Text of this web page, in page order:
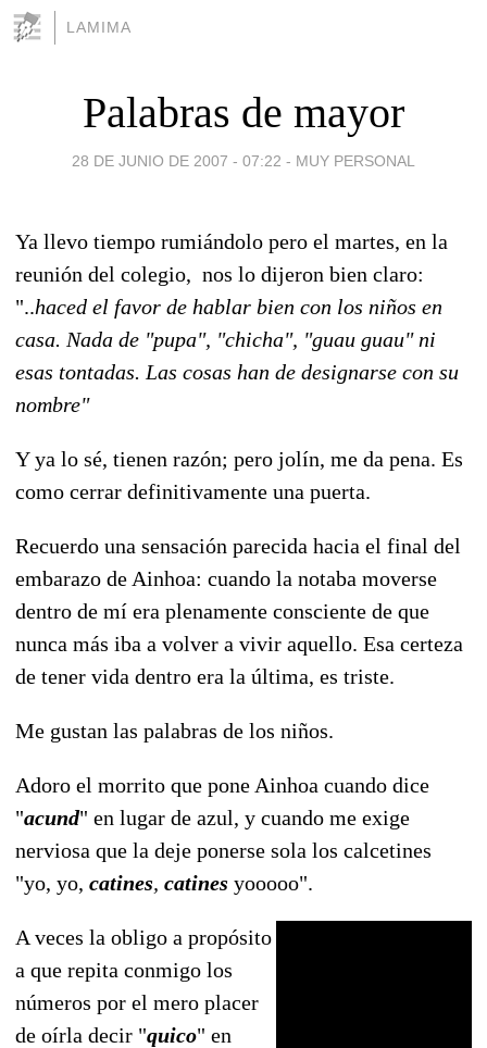
LAMIMA
Palabras de mayor
28 DE JUNIO DE 2007 - 07:22 - MUY PERSONAL
Ya llevo tiempo rumiándolo pero el martes, en la
reunión del colegio, nos lo dijeron bien claro:
"..haced el favor de hablar bien con los niños en
casa. Nada de "pupa", "chicha", "guau guau" ni
esas tontadas. Las cosas han de designarse con su
nombre"
Y ya lo sé, tienen razón; pero jolín, me da pena. Es
como cerrar definitivamente una puerta.
Recuerdo una sensación parecida hacia el final del
embarazo de Ainhoa: cuando la notaba moverse
dentro de mí era plenamente consciente de que
nunca más iba a volver a vivir aquello. Esa certeza
de tener vida dentro era la última, es triste.
Me gustan las palabras de los niños.
Adoro el morrito que pone Ainhoa cuando dice
"acund" en lugar de azul, y cuando me exige
nerviosa que la deje ponerse sola los calcetines
"yo, yo, catines, catines yooooo".
A veces la obligo a propósito
a que repita conmigo los
números por el mero placer
de oírla decir "quico" en